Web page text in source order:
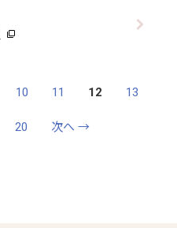
10 11 12 13
20 次へ →